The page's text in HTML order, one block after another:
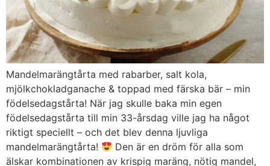
Mandelmarängtårta med rabarber, salt kola,
mjölkchokladganache & toppad med färska bär – min
födelsedagstårta! När jag skulle baka min egen
födelsedagstårta till min 33-årsdag ville jag ha något
riktigt speciellt – och det blev denna ljuvliga
mandelmarängtårta!
Den är en dröm för alla som
älskar kombinationen av krispig maräng, nötig mandel,